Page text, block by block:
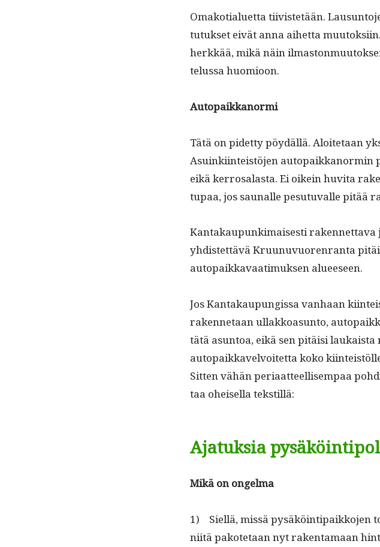
Omako­tialuet­ta tiivis­tetään.
tu­tuk­set eivät anna aihet­ta
herkkää, mikä näin
telus­sa huomioon.
Autopaikkanor­mi
Tätä on pidet­ty pöy­däl­lä. Aloite­taan
Asuinki­in­teistö­jen autopaikkanormin
eikä ker­rosalas­ta. Ei oikein huvi­ta
tu­paa, jos saunalle pesu­tu­valle pitää
Kan­takaupunki­mais­es­ti
yhdis­tet­tävä Kru­unuvuoren­ran­ta
autopaikkavaa­timuk­sen alueeseen.
Jos Kan­takaupungis­sa van­haan
raken­netaan ullakkoa­sun­to,
tätä asun­toa, eikä sen pitäisi
autopaikkavelvoitet­ta koko
Sit­ten vähän peri­aat­teel­lisem­paa
taa oheisel­la tekstillä:
Ajatuksia
Mikä on ongelma
1) Siel­lä, mis­sä pysäköin­tipaikko­jen
niitä pakote­taan nyt rak­en­ta­maan